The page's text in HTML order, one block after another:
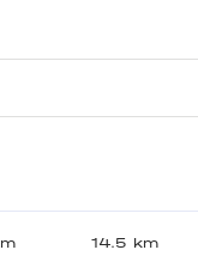
14.5 km